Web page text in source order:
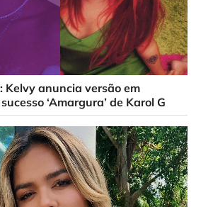
Kelvy anuncia versão em
‘Amargura’ de Karol G